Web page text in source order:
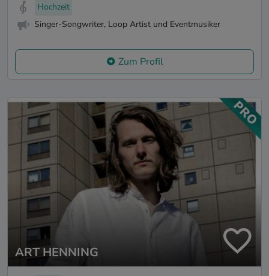
Hochzeit
Singer-Songwriter, Loop Artist und Eventmusiker
Zum Profil
ART HENNING